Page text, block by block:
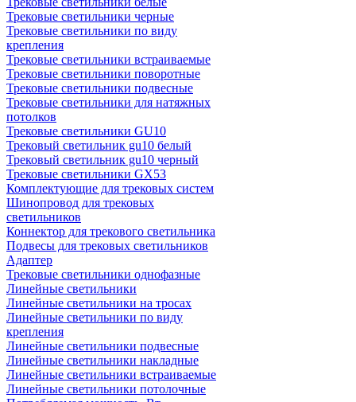
Трековые светильники черные
Трековые светильники по виду
крепления
Трековые светильники встраиваемые
Трековые светильники поворотные
Трековые светильники подвесные
Трековые светильники для натяжных
потолков
Трековые светильники GU10
Трековый светильник gu10 белый
Трековый светильник gu10 черный
Трековые светильники GX53
Комплектующие для трековых систем
Шинопровод для трековых
светильников
Коннектор для трекового светильника
Подвесы для трековых светильников
Адаптер
Трековые светильники однофазные
Линейные светильники
Линейные светильники на тросах
Линейные светильники по виду
крепления
Линейные светильники подвесные
Линейные светильники накладные
Линейные светильники встраиваемые
Линейные светильники потолочные